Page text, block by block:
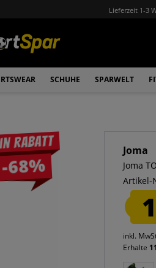
Lieferzeit 1-3
SCHUHE SPARWELT
Rabatt
-68%
Joma
Joma
Artikel-
inkl.
Erhalte